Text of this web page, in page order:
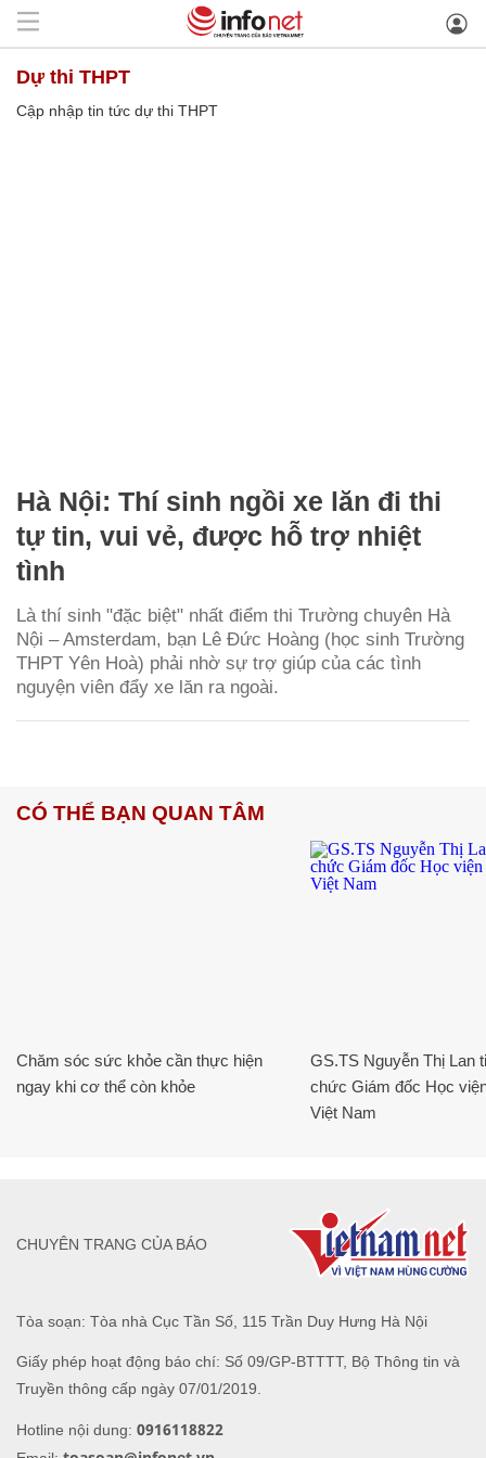
dự thi THPT
Cập nhập tin tức dự thi THPT
Hà Nội: Thí sinh ngồi xe lăn đi thi
tự tin, vui vẻ, được hỗ trợ nhiệt
tình
Là thí sinh "đặc biệt" nhất điểm thi Trường chuyên Hà
Nội – Amsterdam, bạn Lê Đức Hoàng (học sinh Trường
THPT Yên Hoà) phải nhờ sự trợ giúp của các tình
nguyện viên đẩy xe lăn ra ngoài.
CÓ THỂ BẠN QUAN TÂM
Chăm sóc sức khỏe cần thực hiện
ngay khi cơ thể còn khỏe
GS.TS Nguyễn Thị Lan
chức Giám đốc Học
Việt Nam
Tòa soạn: Tòa nhà Cục Tần Số, 115 Trần Duy Hưng Hà Nội
Giấy phép hoạt động báo chí: Số 09/GP-BTTTT, Bộ Thông tin và
Truyền thông cấp ngày 07/01/2019.
Hotline nội dung: 0916118822
CHUYÊN TRANG CỦA BÁO